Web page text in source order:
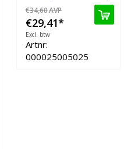
€34,60AVP
€29,41*
Excl. btw
Artnr:
000025005025